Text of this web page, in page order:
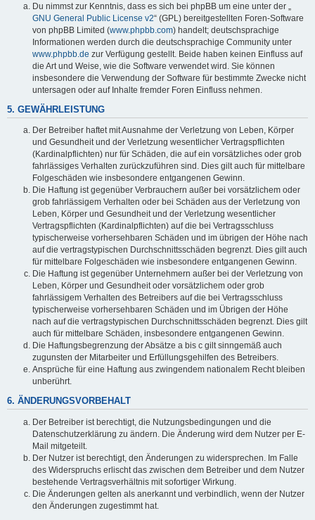
Du nimmst zur Kenntnis, dass es sich bei phpBB um eine unter der „
GNU General Public License v2“ (GPL) bereitgestellten Foren-Software
von phpBB Limited (www.phpbb.com) handelt; deutschsprachige
Informationen werden durch die deutschsprachige Community unter
www.phpbb.de zur Verfügung gestellt. Beide haben keinen Einfluss auf
die Art und Weise, wie die Software verwendet wird. Sie können
insbesondere die Verwendung der Software für bestimmte Zwecke nicht
untersagen oder auf Inhalte fremder Foren Einfluss nehmen.
5. GEWÄHRLEISTUNG
Der Betreiber haftet mit Ausnahme der Verletzung von Leben, Körper
und Gesundheit und der Verletzung wesentlicher Vertragspflichten
(Kardinalpflichten) nur für Schäden, die auf ein vorsätzliches oder grob
fahrlässiges Verhalten zurückzuführen sind. Dies gilt auch für mittelbare
Folgeschäden wie insbesondere entgangenen Gewinn.
Die Haftung ist gegenüber Verbrauchern außer bei vorsätzlichem oder
grob fahrlässigem Verhalten oder bei Schäden aus der Verletzung von
Leben, Körper und Gesundheit und der Verletzung wesentlicher
Vertragspflichten (Kardinalpflichten) auf die bei Vertragsschluss
typischerweise vorhersehbaren Schäden und im übrigen der Höhe nach
auf die vertragstypischen Durchschnittsschäden begrenzt. Dies gilt auch
für mittelbare Folgeschäden wie insbesondere entgangenen Gewinn.
Die Haftung ist gegenüber Unternehmern außer bei der Verletzung von
Leben, Körper und Gesundheit oder vorsätzlichem oder grob
fahrlässigem Verhalten des Betreibers auf die bei Vertragsschluss
typischerweise vorhersehbaren Schäden und im Übrigen der Höhe
nach auf die vertragstypischen Durchschnittsschäden begrenzt. Dies gilt
auch für mittelbare Schäden, insbesondere entgangenen Gewinn.
Die Haftungsbegrenzung der Absätze a bis c gilt sinngemäß auch
zugunsten der Mitarbeiter und Erfüllungsgehilfen des Betreibers.
Ansprüche für eine Haftung aus zwingendem nationalem Recht bleiben
unberührt.
6. ÄNDERUNGSVORBEHALT
Der Betreiber ist berechtigt, die Nutzungsbedingungen und die
Datenschutzerklärung zu ändern. Die Änderung wird dem Nutzer per E-
Mail mitgeteilt.
Der Nutzer ist berechtigt, den Änderungen zu widersprechen. Im Falle
des Widerspruchs erlischt das zwischen dem Betreiber und dem Nutzer
bestehende Vertragsverhältnis mit sofortiger Wirkung.
Die Änderungen gelten als anerkannt und verbindlich, wenn der Nutzer
den Änderungen zugestimmt hat.